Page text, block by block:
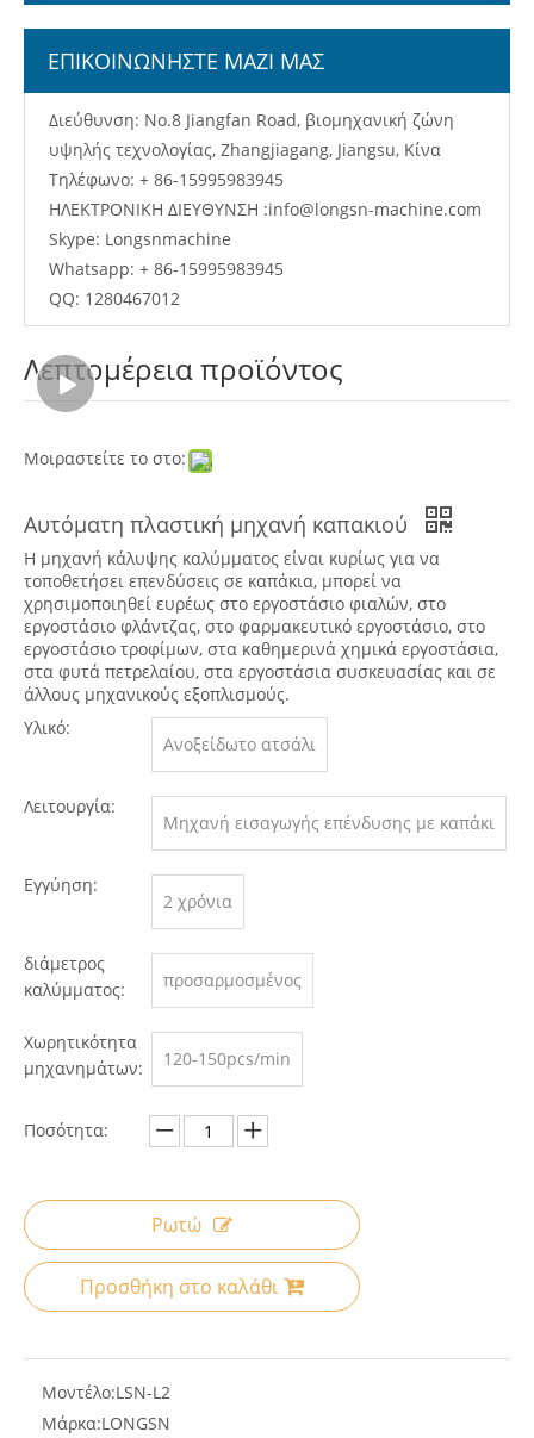
ΕΠΙΚΟΙΝΩΝΗΣΤΕ ΜΑΖΙ ΜΑΣ
Διεύθυνση: No.8 Jiangfan Road, βιομηχανική ζώνη
υψηλής τεχνολογίας, Zhangjiagang, Jiangsu, Κίνα
Τηλέφωνο: + 86-15995983945
ΗΛΕΚΤΡΟΝΙΚΗ ΔΙΕΥΘΥΝΣΗ :info@longsn-machine.com
Skype: Longsnmachine
Whatsapp: + 86-15995983945
QQ: 1280467012
Λεπτομέρεια προϊόντος
Μοιραστείτε το στο:
Αυτόματη πλαστική μηχανή καπακιού
Η μηχανή κάλυψης καλύμματος είναι κυρίως για να
τοποθετήσει επενδύσεις σε καπάκια, μπορεί να
χρησιμοποιηθεί ευρέως στο εργοστάσιο φιαλών, στο
εργοστάσιο φλάντζας, στο φαρμακευτικό εργοστάσιο, στο
εργοστάσιο τροφίμων, στα καθημερινά χημικά εργοστάσια,
στα φυτά πετρελαίου, στα εργοστάσια συσκευασίας και σε
άλλους μηχανικούς εξοπλισμούς.
Υλικό:
Ανοξείδωτο ατσάλι
Λειτουργία:
Μηχανή εισαγωγής επένδυσης με καπάκι
Εγγύηση:
2 χρόνια
διάμετρος
καλύμματος:
προσαρμοσμένος
Χωρητικότητα
μηχανημάτων:
120-150pcs/min
Ποσότητα:
Ρωτώ
Προσθήκη στο καλάθι
Μοντέλο:LSN-L2
Μάρκα:LONGSN